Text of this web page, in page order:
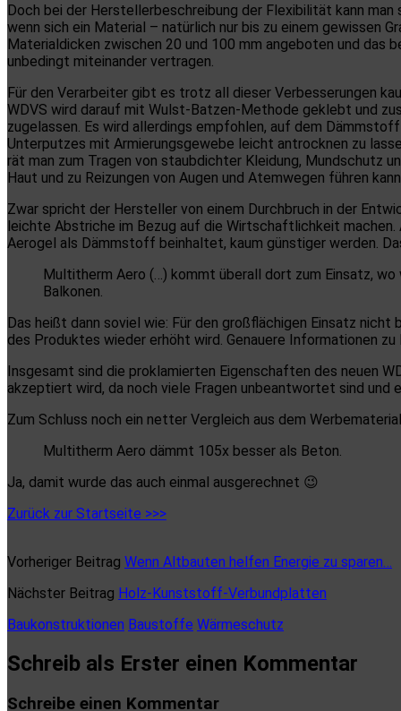
Doch bei der Herstellerbeschreibung der Flexibilität kann
wenn sich ein Material – natürlich nur bis zu einem gewissen
Materialdicken zwischen 20 und 100 mm angeboten und das
unbedingt miteinander vertragen.
Für den Verarbeiter gibt es trotz all dieser Verbesserungen
WDVS wird darauf mit Wulst-Batzen-Methode geklebt und
zugelassen. Es wird allerdings empfohlen, auf dem
Unterputzes mit Armierungsgewebe leicht antrocknen zu
rät man zum Tragen von staubdichter Kleidung, Mundschutz
Haut und zu Reizungen von Augen und Atemwegen führen
Zwar spricht der Hersteller von einem Durchbruch in der
leichte Abstriche im Bezug auf die Wirtschaftlichkeit
Aerogel als Dämmstoff beinhaltet, kaum günstiger werden.
Multitherm Aero (…) kommt überall dort zum Einsatz, wo
Balkonen.
Das heißt dann soviel wie: Für den großflächigen Einsatz
des Produktes wieder erhöht wird. Genauere Informationen
Insgesamt sind die proklamierten Eigenschaften des neuen
akzeptiert wird, da noch viele Fragen unbeantwortet sind
Zum Schluss noch ein netter Vergleich aus dem
Multitherm Aero dämmt 105x besser als Beton.
Ja, damit wurde das auch einmal ausgerechnet 😉
Zurück zur Startseite >>>
Vorheriger Beitrag Wenn Altbauten helfen Energie zu sparen…
Nächster Beitrag Holz-Kunststoff-Verbundplatten
Baukonstruktionen Baustoffe Wärmeschutz
Schreib als Erster einen Kommentar
Schreibe einen Kommentar